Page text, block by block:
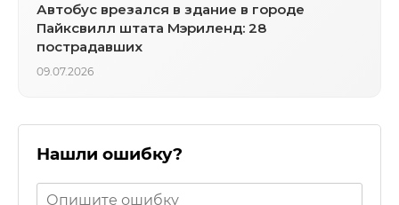
Автобус врезался в здание в городе
Пайксвилл штата Мэриленд: 28
пострадавших
09.07.2026
Нашли ошибку?